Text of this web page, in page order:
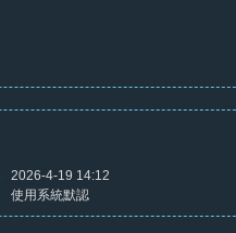
2026-4-19 14:12
使用系統默認